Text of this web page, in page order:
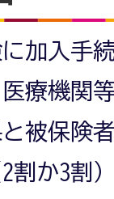
加入手
療機関
被保険
割か3割